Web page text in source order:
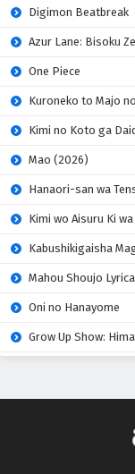
Digimon Beatbreak
Azur Lane: Bisoku
One Piece
Kuroneko to Majo
Kimi no Koto ga
Mao (2026)
Hanaori-san wa
Kimi wo Aisuru Ki wa Nai” to Itta
Kabushikigaisha
Mahou Shoujo Lyrical
Oni no Hanayome
Grow Up Show:
Honzuki no Gekokujou: Shisho ni Naru
Uchi no Otouto-